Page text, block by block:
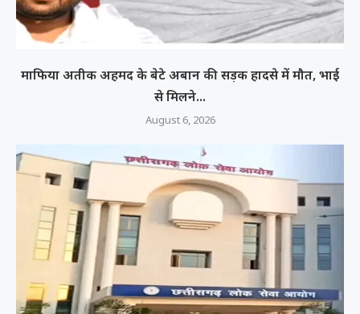
माफिया अतीक अहमद के बेटे अबान की सड़क हादसे में मौत, भाई
से मिलने...
August 6, 2026